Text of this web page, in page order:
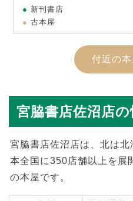
新刊書店
古本屋
付近の
宮脇書店佐沼店の
宮脇書店佐沼店は、北は北
本全国に350店舗以上を展
の本屋です。